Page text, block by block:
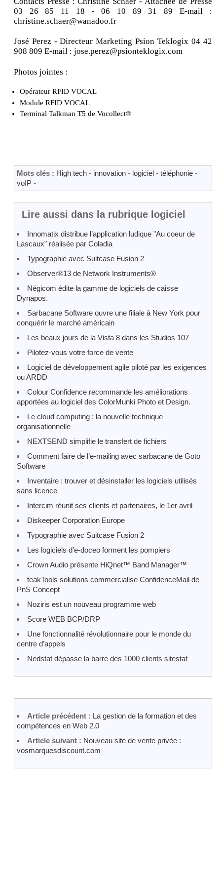
03 26 85 11 18 - 06 10 89 31 89 E-mail :
christine.schaer@wanadoo.fr
José Perez - Directeur Marketing Psion Teklogix 04 42
908 809 E-mail : jose.perez@psionteklogix.com
Photos jointes :
Opérateur RFID VOCAL
Module RFID VOCAL
Terminal Talkman T5 de Vocollect®
Mots clés : High tech - innovation - logiciel - téléphonie -
voIP -
Lire aussi dans la rubrique logiciel
Innomatix distribue l’application ludique "Au coeur de
Lascaux" réalisée par Coladia
Typographie avec Suitcase Fusion 2
Observer®13 de Network Instruments®
Négicom édite la gamme de logiciels de caisse
Dynapos.
Sarbacane Software ouvre une filiale à New York pour
conquérir le marché américain
Les beaux jours de la Vista 8 dans les Studios 107
Pilotez-vous votre force de vente
Logiciel de développement agile piloté par les exigences
ou ARDD
Colour Confidence recommande les améliorations
apportées au logiciel des ColorMunki Photo et Design.
Le cloud computing : la nouvelle technique
organisationnelle
NEXTSEND simplifie le transfert de fichiers
Comment faire de l’e-mailing avec sarbacane de Goto
Software
Inventaire : trouver et désinstaller les logiciels utilisés
sans licence
Intercim réunit ses clients et partenaires, le 1er avril
Diskeeper Corporation Europe
Typographie avec Suitcase Fusion 2
Les logiciels d’e-doceo forment les pompiers
Crown Audio présente HiQnet™ Band Manager™
teakTools solutions commercialise ConfidenceMail de
PnS Concept
Noziris est un nouveau programme web
Score WEB BCP/DRP
Une fonctionnalité révolutionnaire pour le monde du
centre d’appels
Nedstat dépasse la barre des 1000 clients sitestat
Article précédent : La gestion de la formation et des
compétences en Web 2.0
Article suivant : Nouveau site de vente privée :
vosmarquesdiscount.com